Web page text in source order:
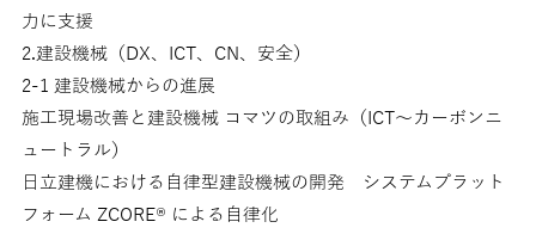
力に支援
2.建設機械（DX、ICT、CN、安全）
2-1 建設機械からの進展
施工現場改善と建設機械 コマツの取組み（ICT～カーボンニ
ュートラル）
日立建機における自律型建設機械の開発 システムプラット
フォーム ZCORE® による自律化